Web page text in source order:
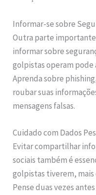
Informar-se sobre
Outra parte
informar sobre
golpistas operam pode
Aprenda sobre
roubar suas
mensagens falsas.
Cuidado com Dados
Evitar compartilhar
sociais também é
golpistas tiverem, mais
Pense duas vezes